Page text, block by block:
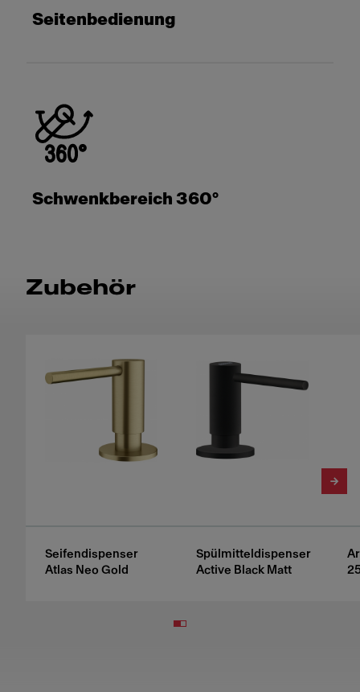
Seitenbedienung
Schwenkbereich 360°
Zubehör
Seifendispenser
Atlas Neo Gold
Spülmitteldispenser
Active Black Matt